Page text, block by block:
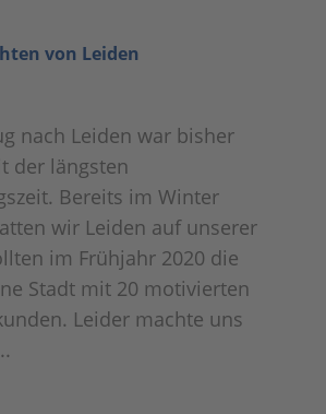
von Leiden
nach Leiden war bisher
der längsten
Bereits im Winter
wir Leiden auf unserer
im Frühjahr 2020 die
Stadt mit 20 motivierten
Leider machte uns